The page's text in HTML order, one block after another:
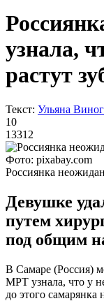
узнала,
растут
Текст: Ульяна
10
13312
Фото: pixabay.com
Россиянка
Девушке
путем
под общим
В Самаре (Россия)
МРТ узнала, что у
до этого самарянка